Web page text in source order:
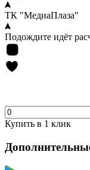
ТК "МедиаПлаза"
Подождите идёт
Купить в 1 клик